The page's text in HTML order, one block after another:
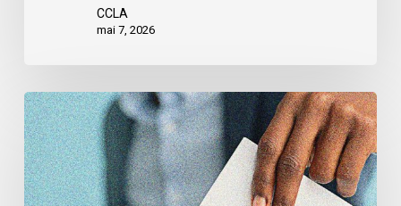
CCLA
mai 7, 2026
L’ACLC
tire
la
sonnette
d’alarme